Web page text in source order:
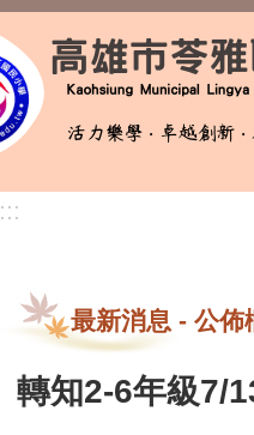
:::
最新消息 - 公佈
轉知2-6年級7/